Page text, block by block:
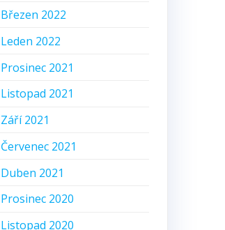
Březen 2022
Leden 2022
Prosinec 2021
Listopad 2021
Září 2021
Červenec 2021
Duben 2021
Prosinec 2020
Listopad 2020